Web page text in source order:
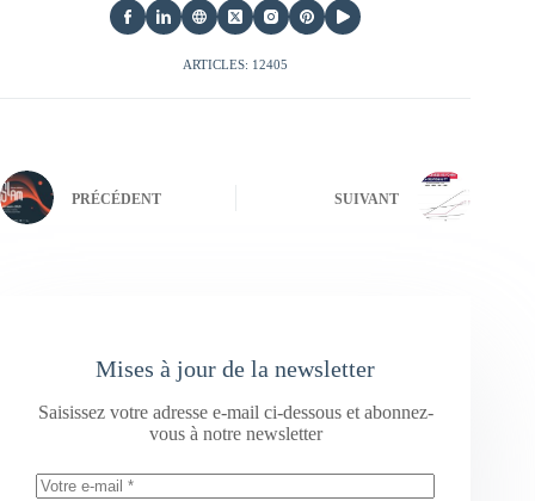
ARTICLES: 12405
PRÉCÉDENT SUIVANT
Mises à jour de la newsletter
Saisissez votre adresse e-mail ci-dessous et abonnez-
vous à notre newsletter